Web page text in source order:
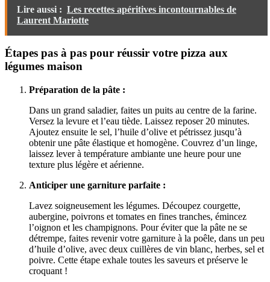
Lire aussi : Les recettes apéritives incontournables de
Laurent Mariotte
Étapes pas à pas pour réussir votre pizza aux
légumes maison
Préparation de la pâte :
Dans un grand saladier, faites un puits au centre de la farine.
Versez la levure et l’eau tiède. Laissez reposer 20 minutes.
Ajoutez ensuite le sel, l’huile d’olive et pétrissez jusqu’à
obtenir une pâte élastique et homogène. Couvrez d’un linge,
laissez lever à température ambiante une heure pour une
texture plus légère et aérienne.
Anticiper une garniture parfaite :
Lavez soigneusement les légumes. Découpez courgette,
aubergine, poivrons et tomates en fines tranches, émincez
l’oignon et les champignons. Pour éviter que la pâte ne se
détrempe, faites revenir votre garniture à la poêle, dans un peu
d’huile d’olive, avec deux cuillères de vin blanc, herbes, sel et
poivre. Cette étape exhale toutes les saveurs et préserve le
croquant !